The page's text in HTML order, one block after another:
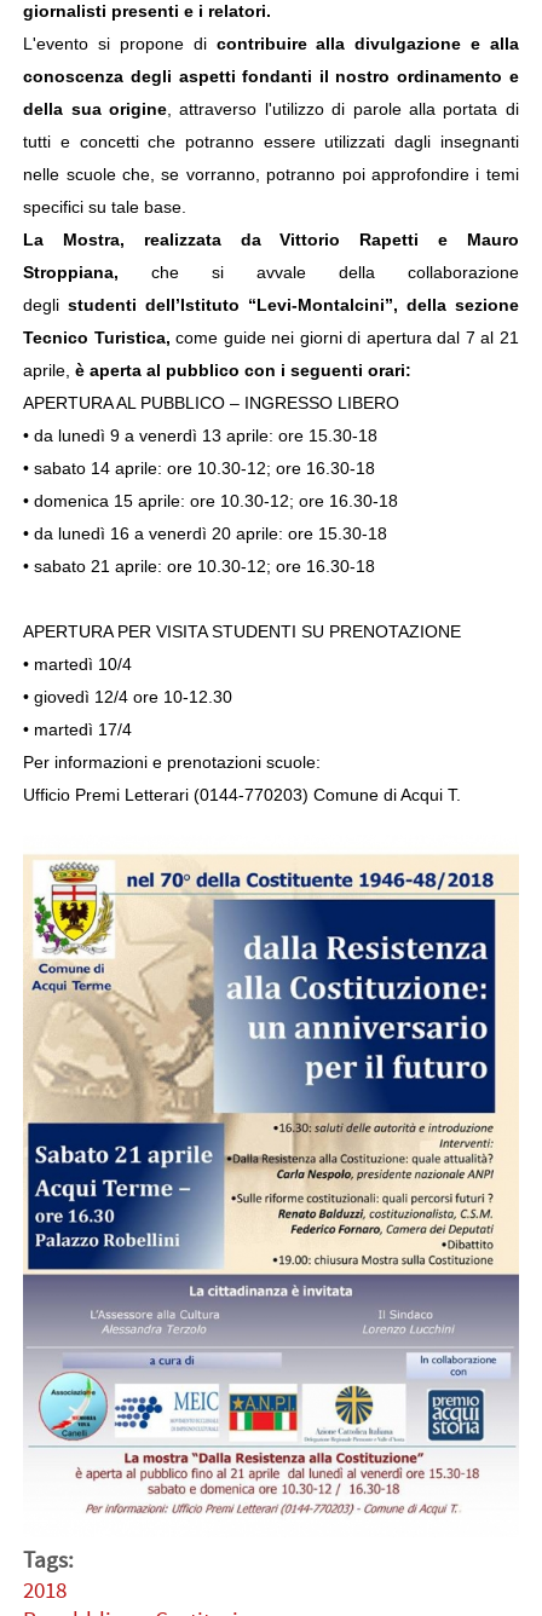
giornalisti presenti e i relatori.
L'evento si propone di contribuire alla divulgazione e alla
conoscenza degli aspetti fondanti il nostro ordinamento e
della sua origine, attraverso l'utilizzo di parole alla portata di
tutti e concetti che potranno essere utilizzati dagli insegnanti
nelle scuole che, se vorranno, potranno poi approfondire i temi
specifici su tale base.
La Mostra, realizzata da Vittorio Rapetti e Mauro
Stroppiana, che si avvale della collaborazione
deglistudenti dell’Istituto “Levi-Montalcini”, della sezione
Tecnico Turistica, come guide nei giorni di apertura dal 7 al 21
aprile,è aperta al pubblico con i seguenti orari:
APERTURA AL PUBBLICO – INGRESSO LIBERO
• da lunedì 9 a venerdì 13 aprile: ore 15.30-18
• sabato 14 aprile: ore 10.30-12; ore 16.30-18
• domenica 15 aprile: ore 10.30-12; ore 16.30-18
• da lunedì 16 a venerdì 20 aprile: ore 15.30-18
• sabato 21 aprile: ore 10.30-12; ore 16.30-18
APERTURA PER VISITA STUDENTI SU PRENOTAZIONE
• martedì 10/4
• giovedì 12/4 ore 10-12.30
• martedì 17/4
Per informazioni e prenotazioni scuole:
Ufficio Premi Letterari (0144-770203) Comune di Acqui T.
Tags:
2018